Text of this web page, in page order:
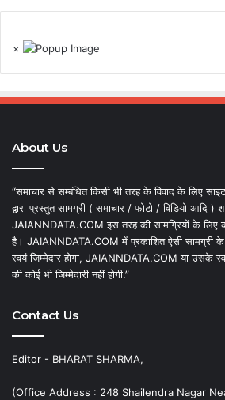
×
About Us
“समाचार से सम्बंधित किसी भी तरह के विवाद के लिए
द्वारा प्रस्तुत सामग्री ( समाचार / फोटो / विडियो आदि )
JAIANNDATA.COM इस तरह की सामग्रियों के लिए
है। JAIANNDATA.COM में प्रकाशित ऐसी सामग्री के
स्वयं जिम्मेदार होगा, JAIANNDATA.COM या उसके
की कोई भी जिम्मेदारी नहीं होगी.”
Contact Us
Editor - BHARAT SHARMA,
(Office Address : 248 Shailendra Nagar